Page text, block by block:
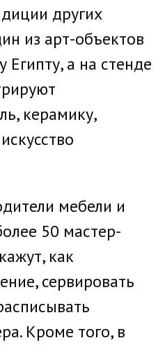
других
из арт-объектов
Египту, а на стенде
керамику,
мебели и
50 мастер-
как
сервировать
Кроме того, в